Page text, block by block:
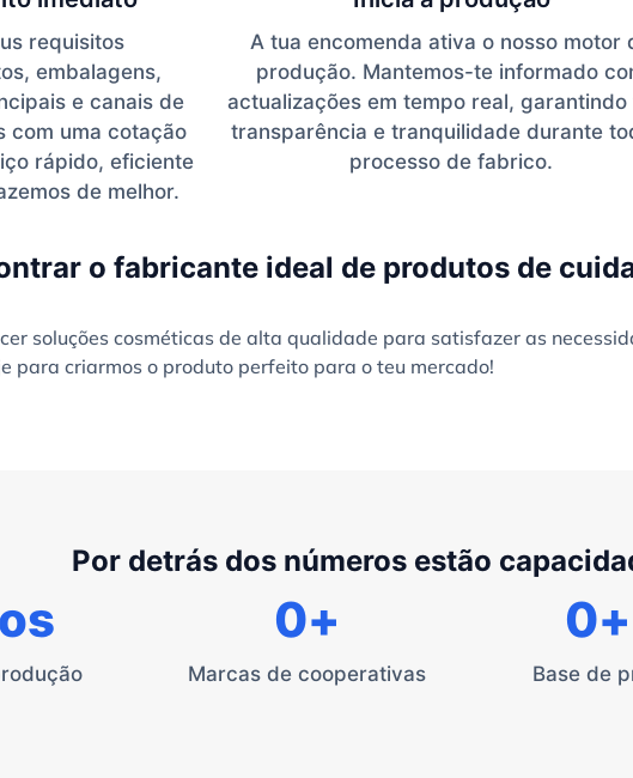
requisitos
embalagens,
e canais de
com uma cotação
rápido, eficiente
de melhor.
A tua encomenda ativa o nosso motor
produção. Mantemos-te informado
actualizações em tempo real, garantindo
transparência e tranquilidade durante
processo de fabrico.
o fabricante ideal de produtos de
soluções cosméticas de alta qualidade para satisfazer as
para criarmos o produto perfeito para o teu mercado!
Por detrás dos números estão
Marcas de cooperativas
0+
Base de
0